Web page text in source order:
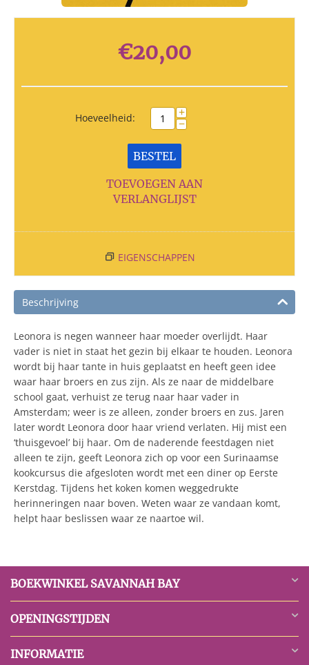
€20,00
Hoeveelheid: +
−
BESTEL
TOEVOEGEN AAN
VERLANGLIJST
EIGENSCHAPPEN
Beschrijving
Leonora is negen wanneer haar moeder overlijdt. Haar
vader is niet in staat het gezin bij elkaar te houden. Leonora
wordt bij haar tante in huis geplaatst en heeft geen idee
waar haar broers en zus zijn. Als ze naar de middelbare
school gaat, verhuist ze terug naar haar vader in
Amsterdam; weer is ze alleen, zonder broers en zus. Jaren
later wordt Leonora door haar vriend verlaten. Hij mist een
‘thuisgevoel’ bij haar. Om de naderende feestdagen niet
alleen te zijn, geeft Leonora zich op voor een Surinaamse
kookcursus die afgesloten wordt met een diner op Eerste
Kerstdag. Tijdens het koken komen weggedrukte
herinneringen naar boven. Weten waar ze vandaan komt,
helpt haar beslissen waar ze naartoe wil.
BOEKWINKEL SAVANNAH BAY
OPENINGSTIJDEN
INFORMATIE